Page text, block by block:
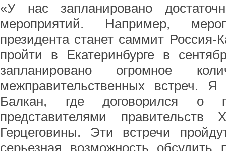
«У нас запланировано
мероприятий. Например,
президента станет саммит Россия-
пройти в Екатеринбурге в
запланировано огромное
межправительственных встреч.
Балкан, где договорился о
представителями
Герцеговины. Эти встречи
серьезная возможность обсудить